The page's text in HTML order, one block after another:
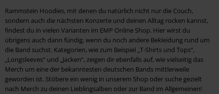
Rammstein Hoodies, mit denen du natürlich nicht nur die Couch,
sondern auch die nächsten Konzerte und deinen Alltag rocken kannst,
findest du in vielen Varianten im EMP Online Shop. Hier wirst du
übrigens auch dann fündig, wenn du noch andere Bekleidung rund um
die Band suchst. Kategorien, wie zum Beispiel „T-Shirts und Tops“,
„Longsleeves“ und „Jacken“, zeigen dir ebenfalls auf, wie vielseitig das
Merch um eine der bekanntesten deutschen Bands mittlerweile
geworden ist. Stöbere ein wenig in unserem Shop oder suche gezielt
nach Merch zu deinen Lieblingsalben oder zur Band im Allgemeinen!